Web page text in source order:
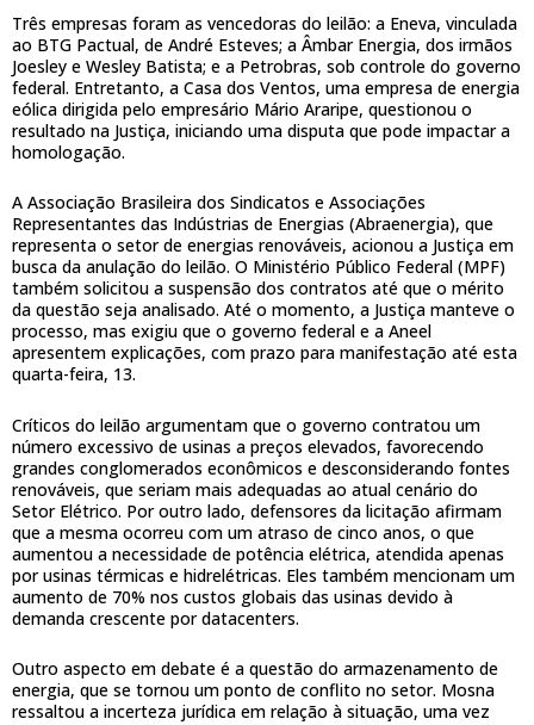
Três empresas foram as vencedoras do leilão: a Eneva, vinculada
ao BTG Pactual, de André Esteves; a Âmbar Energia, dos irmãos
Joesley e Wesley Batista; e a Petrobras, sob controle do governo
federal. Entretanto, a Casa dos Ventos, uma empresa de energia
eólica dirigida pelo empresário Mário Araripe, questionou o
resultado na Justiça, iniciando uma disputa que pode impactar a
homologação.
A Associação Brasileira dos Sindicatos e Associações
Representantes das Indústrias de Energias (Abraenergia), que
representa o setor de energias renováveis, acionou a Justiça em
busca da anulação do leilão. O Ministério Público Federal (MPF)
também solicitou a suspensão dos contratos até que o mérito
da questão seja analisado. Até o momento, a Justiça manteve o
processo, mas exigiu que o governo federal e a Aneel
apresentem explicações, com prazo para manifestação até esta
quarta-feira, 13.
Críticos do leilão argumentam que o governo contratou um
número excessivo de usinas a preços elevados, favorecendo
grandes conglomerados econômicos e desconsiderando fontes
renováveis, que seriam mais adequadas ao atual cenário do
Setor Elétrico. Por outro lado, defensores da licitação afirmam
que a mesma ocorreu com um atraso de cinco anos, o que
aumentou a necessidade de potência elétrica, atendida apenas
por usinas térmicas e hidrelétricas. Eles também mencionam um
aumento de 70% nos custos globais das usinas devido à
demanda crescente por datacenters.
Outro aspecto em debate é a questão do armazenamento de
energia, que se tornou um ponto de conflito no setor. Mosna
ressaltou a incerteza jurídica em relação à situação, uma vez